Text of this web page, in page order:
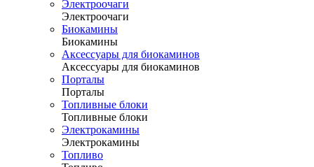
Электроочаги
Электроочаги
Биокамины
Биокамины
Аксессуары для биокаминов
Аксессуары для биокаминов
Порталы
Порталы
Топливные блоки
Топливные блоки
Электрокамины
Электрокамины
Топливо